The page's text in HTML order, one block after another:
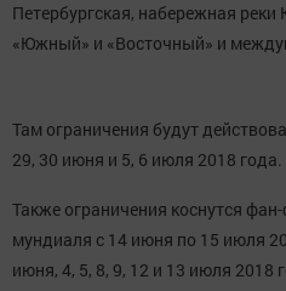
Петербургская, набережная
«Южный» и «Восточный» и
Там ограничения будут
29, 30 июня и 5, 6 июля 2018 года.
Также ограничения коснутся
мундиаля с 14 июня по 15 июля
июня, 4, 5, 8, 9, 12 и 13 июля 2018